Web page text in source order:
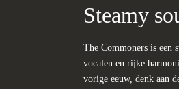
Steamy
The Com­mon­ers is een
vocalen en rijke
vorige eeuw, denk aan